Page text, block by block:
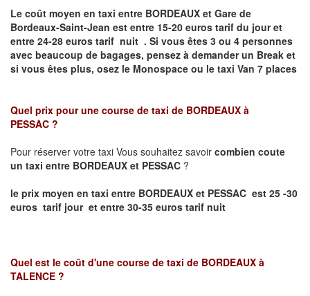
Le coût moyen en taxi entre BORDEAUX et Gare de
Bordeaux-Saint-Jean est entre 15-20 euros tarif du jour et
entre 24-28 euros tarif nuit . Si vous êtes 3 ou 4 personnes
avec beaucoup de bagages, pensez à demander un Break et
si vous êtes plus, osez le Monospace ou le taxi Van 7 places
Quel prix pour une course de taxi de BORDEAUX à
PESSAC ?
Pour réserver votre taxi Vous souhaitez savoir combien coute
un taxi entre BORDEAUX et PESSAC ?
le prix moyen en taxi entre BORDEAUX et PESSAC est 25 -30
euros tarif jour et entre 30-35 euros tarif nuit
Quel est le coût d'une course de taxi de BORDEAUX à
TALENCE ?